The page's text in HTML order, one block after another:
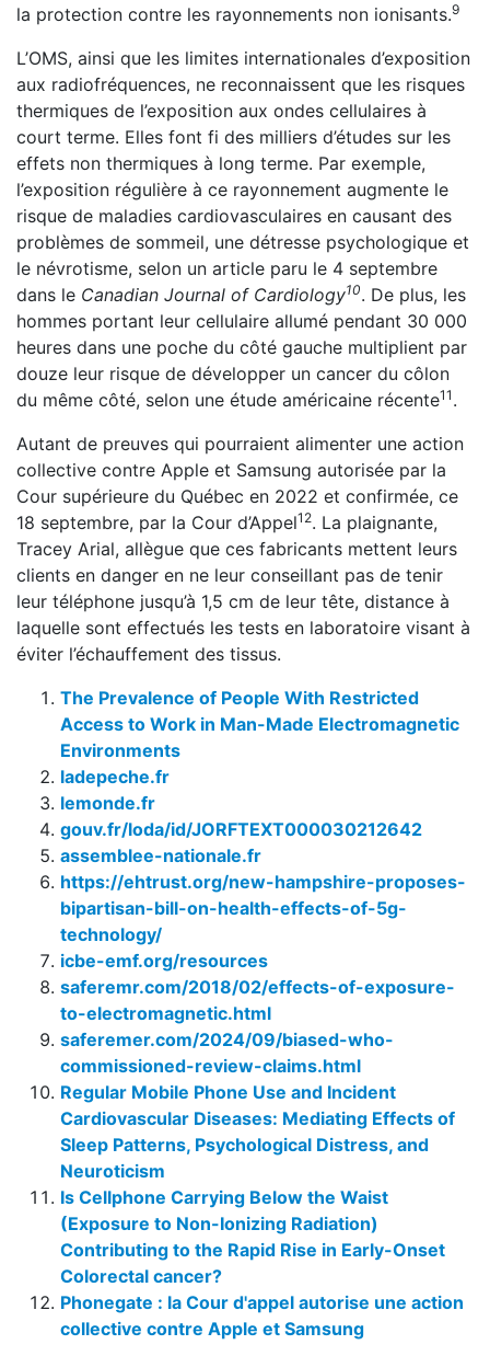
la protection contre les rayonnements non ionisants.9
L’OMS, ainsi que les limites internationales d’exposition
aux radiofréquences, ne reconnaissent que les risques
thermiques de l’exposition aux ondes cellulaires à
court terme. Elles font fi des milliers d’études sur les
effets non thermiques à long terme. Par exemple,
l’exposition régulière à ce rayonnement augmente le
risque de maladies cardiovasculaires en causant des
problèmes de sommeil, une détresse psychologique et
le névrotisme, selon un article paru le 4 septembre
dans le Canadian Journal of Cardiology10. De plus, les
hommes portant leur cellulaire allumé pendant 30 000
heures dans une poche du côté gauche multiplient par
douze leur risque de développer un cancer du côlon
du même côté, selon une étude américaine récente11 .
Autant de preuves qui pourraient alimenter une action
collective contre Apple et Samsung autorisée par la
Cour supérieure du Québec en 2022 et confirmée, ce
18 septembre, par la Cour d’Appel12. La plaignante,
Tracey Arial, allègue que ces fabricants mettent leurs
clients en danger en ne leur conseillant pas de tenir
leur téléphone jusqu’à 1,5 cm de leur tête, distance à
laquelle sont effectués les tests en laboratoire visant à
éviter l’échauffement des tissus.
The Prevalence of People With Restricted
Access to Work in Man-Made Electromagnetic
Environments
ladepeche.fr
lemonde.fr
gouv.fr/loda/id/JORFTEXT000030212642
assemblee-nationale.fr
https://ehtrust.org/new-hampshire-proposes-
bipartisan-bill-on-health-effects-of-5g-
technology/
icbe-emf.org/resources
saferemr.com/2018/02/effects-of-exposure-
to-electromagnetic.html
saferemer.com/2024/09/biased-who-
commissioned-review-claims.html
Regular Mobile Phone Use and Incident
Cardiovascular Diseases: Mediating Effects of
Sleep Patterns, Psychological Distress, and
Neuroticism
Is Cellphone Carrying Below the Waist
(Exposure to Non-Ionizing Radiation)
Contributing to the Rapid Rise in Early-Onset
Colorectal cancer?
Phonegate : la Cour d'appel autorise une action
collective contre Apple et Samsung